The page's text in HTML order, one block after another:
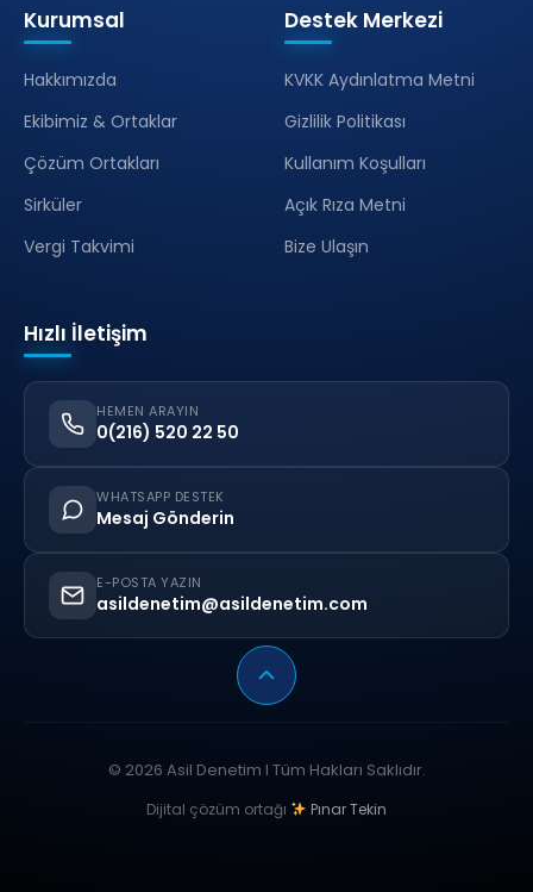
Kurumsal
Hakkımızda
Ekibimiz & Ortaklar
Çözüm Ortakları
Sirküler
Vergi Takvimi
Destek Merkezi
KVKK Aydınlatma Metni
Gizlilik Politikası
Kullanım Koşulları
Açık Rıza Metni
Bize Ulaşın
Hızlı İletişim
HEMEN ARAYIN
0(216) 520 22 50
WHATSAPP DESTEK
Mesaj Gönderin
E-POSTA YAZIN
asildenetim@asildenetim.com
© 2026 Asil Denetim I Tüm Hakları Saklıdır.
Dijital çözüm ortağı Pınar Tekin